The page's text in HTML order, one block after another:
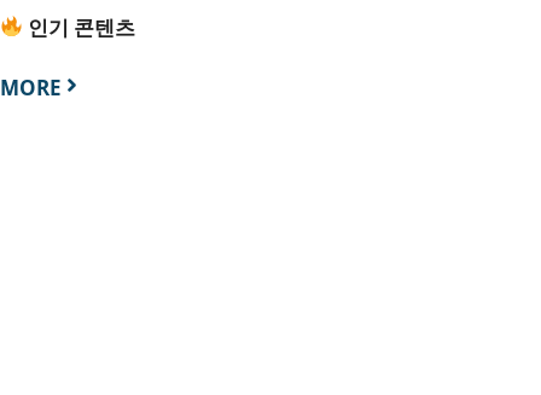
인기 콘텐츠
MORE